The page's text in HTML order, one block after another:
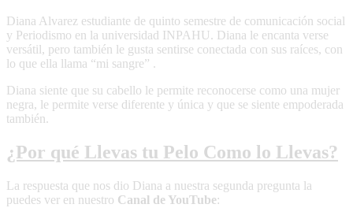
Diana Alvarez estudiante de quinto semestre de comunicación social
y Periodismo en la universidad INPAHU. Diana le encanta verse
versátil, pero también le gusta sentirse conectada con sus raíces, con
lo que ella llama “mi sangre” .
Diana siente que su cabello le permite reconocerse como una mujer
negra, le permite verse diferente y única y que se siente empoderada
también.
¿Por qué Llevas tu Pelo Como lo Llevas?
La respuesta que nos dio Diana a nuestra segunda pregunta la
puedes ver en nuestro Canal de YouTube: